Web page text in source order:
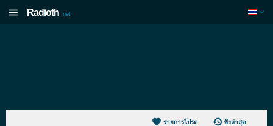
Radioth .net
รายการโปรด ฟังล่าสุด